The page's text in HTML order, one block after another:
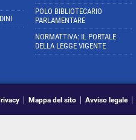
POLO BIBLIOTECARIO
PARLAMENTARE
NORMATTIVA: IL PORTALE
DELLA LEGGE VIGENTE
Mappa del sito Avviso legale